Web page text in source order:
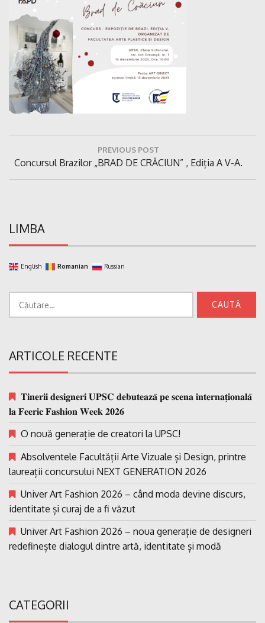
articole
PREVIOUS POST
Previous
Post:
Concursul Brazilor „BRAD DE CRĂCIUN” , Ediția A V-A.
LIMBA
English Romanian Russian
ARTICOLE RECENTE
𝐓𝐢𝐧𝐞𝐫𝐢𝐢 𝐝𝐞𝐬𝐢𝐠𝐧𝐞𝐫𝐢 𝐔𝐏𝐒𝐂 𝐝𝐞𝐛𝐮𝐭𝐞𝐚𝐳𝐚̆ 𝐩𝐞 𝐬𝐜𝐞𝐧𝐚 𝐢𝐧𝐭𝐞𝐫𝐧𝐚𝐭̗𝐢𝐨𝐧𝐚𝐥𝐚̆
𝐥𝐚 𝐅𝐞𝐞𝐫𝐢𝐜 𝐅𝐚𝐬𝐡𝐢𝐨𝐧 𝐖𝐞𝐞𝐤 𝟐𝟎𝟐𝟔
O nouă generație de creatori la UPSC!
Absolventele Facultății Arte Vizuale și Design, printre
laureații concursului NEXT GENERATION 2026
Univer Art Fashion 2026 – când moda devine discurs,
identitate și curaj de a fi văzut
Univer Art Fashion 2026 – noua generație de designeri
redefinește dialogul dintre artă, identitate și modă
CATEGORII